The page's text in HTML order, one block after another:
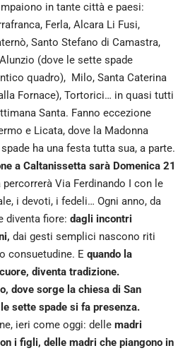
in tante città e paesi:
Ferla, Alcara Li Fusi,
Santo Stefano di Camastra,
(dove le sette spade
quadro), Milo, Santa Caterina
Fornace), Tortorici… in quasi tutti
Santa. Fanno eccezione
e Licata, dove la Madonna
ha una festa tutta sua, a parte.
a Caltanissetta sarà Domenica 21
percorrerà Via Ferdinando I con le
i devoti, i fedeli… Ogni anno, da
diventa fiore: dagli incontri
dai gesti semplici nascono riti
consuetudine. E quando la
diventa tradizione.
dove sorge la chiesa di San
sette spade si fa presenza.
ieri come oggi: delle madri
i figli, delle madri che piangono in